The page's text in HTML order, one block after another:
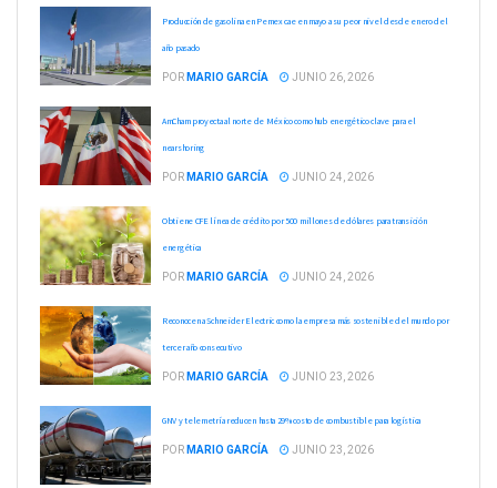
Producción de gasolina en Pemex cae en mayo a su peor nivel desde enero del
año pasado
POR MARIO GARCÍA JUNIO 26, 2026
AmCham proyecta al norte de México como hub energético clave para el
nearshoring
POR MARIO GARCÍA JUNIO 24, 2026
Obtiene CFE línea de crédito por 500 millones de dólares para transición
energética
POR MARIO GARCÍA JUNIO 24, 2026
Reconocen a Schneider Electric como la empresa más sostenible del mundo por
tercer año consecutivo
POR MARIO GARCÍA JUNIO 23, 2026
GNV y telemetría reducen hasta 29% costo de combustible para logística
POR MARIO GARCÍA JUNIO 23, 2026